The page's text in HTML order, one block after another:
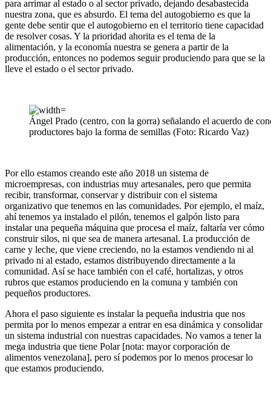
para arrimar al estado o al sector privado, dejando desabastecida
nuestra zona, que es absurdo. El tema del autogobierno es que la
gente debe sentir que el autogobierno en el territorio tiene capacidad
de resolver cosas. Y la prioridad ahorita es el tema de la
alimentación, y la economía nuestra se genera a partir de la
producción, entonces no podemos seguir produciendo para que se la
lleve el estado o el sector privado.
Ángel Prado (centro, con la gorra) señalando el acuerdo de
productores bajo la forma de semillas (Foto: Ricardo Vaz)
Por ello estamos creando este año 2018 un sistema de
microempresas, con industrias muy artesanales, pero que permita
recibir, transformar, conservar y distribuir con el sistema
organizativo que tenemos en las comunidades. Por ejemplo, el maíz,
ahí tenemos ya instalado el pilón, tenemos el galpón listo para
instalar una pequeña máquina que procesa el maíz, faltaría ver cómo
construir silos, ni que sea de manera artesanal. La producción de
carne y leche, que viene creciendo, no la estamos vendiendo ni al
privado ni al estado, estamos distribuyendo directamente a la
comunidad. Así se hace también con el café, hortalizas, y otros
rubros que estamos produciendo en la comuna y también con
pequeños productores.
Ahora el paso siguiente es instalar la pequeña industria que nos
permita por lo menos empezar a entrar en esa dinámica y consolidar
un sistema industrial con nuestras capacidades. No vamos a tener la
mega industria que tiene Polar [nota: mayor corporación de
alimentos venezolana], pero sí podemos por lo menos procesar lo
que estamos produciendo.